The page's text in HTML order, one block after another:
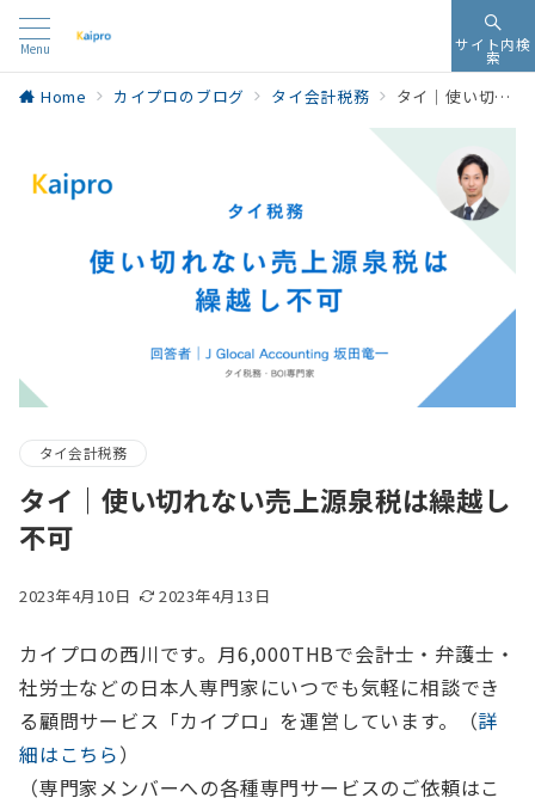
Menu サイト内検
索
Home カイプロのブログ タイ会計税務 タイ｜使い切れない売上源泉税は繰越し不可
タイ会計税務
タイ｜使い切れない売上源泉税は繰越し
不可
2023年4月10日 2023年4月13日
カイプロの西川です。月6,000THBで会計士・弁護士・
社労士などの日本人専門家にいつでも気軽に相談でき
る顧問サービス「カイプロ」を運営しています。（詳
細はこちら）
（専門家メンバーへの各種専門サービスのご依頼はこ